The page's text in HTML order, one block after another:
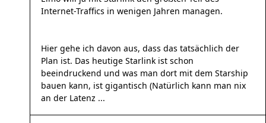
Internet-Traffics in wenigen Jahren managen.
Hier gehe ich davon aus, dass das tatsächlich der
Plan ist. Das heutige Starlink ist schon
beeindruckend und was man dort mit dem Starship
bauen kann, ist gigantisch (Natürlich kann man nix
an der Latenz ...